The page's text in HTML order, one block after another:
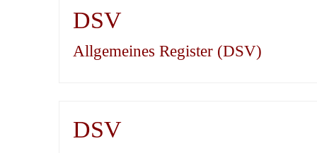
DSV
Allgemeines Register (DSV)
DSV